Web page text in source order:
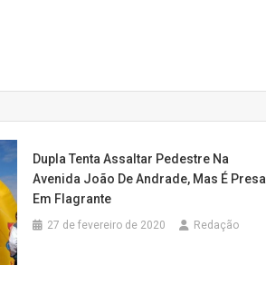
Dupla Tenta Assaltar Pedestre Na
Avenida João De Andrade, Mas É Presa
Em Flagrante
27 de fevereiro de 2020 Redação